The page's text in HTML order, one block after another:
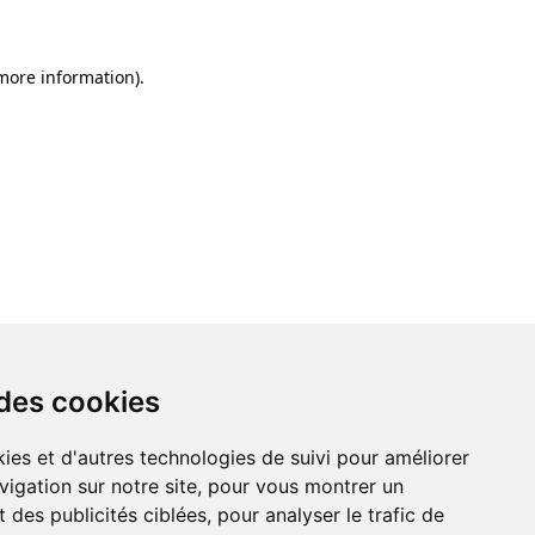
cookies
et d'autres technologies de suivi pour améliorer
sur notre site, pour vous montrer un
des publicités ciblées, pour analyser le trafic de
information).